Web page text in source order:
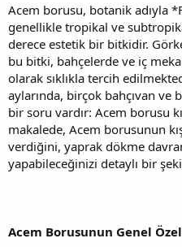
n
h
i
Acem borusu, botanik adıyla
genellikle tropikal ve
derece estetik bir bitkidir.
bu bitki, bahçelerde ve iç
olarak sıklıkla tercih
aylarında, birçok bahçıvan ve
bir soru vardır: Acem borusu
makalede, Acem borusunun
verdiğini, yaprak dökme
yapabileceğinizi detaylı bir
Acem Borusunun Genel